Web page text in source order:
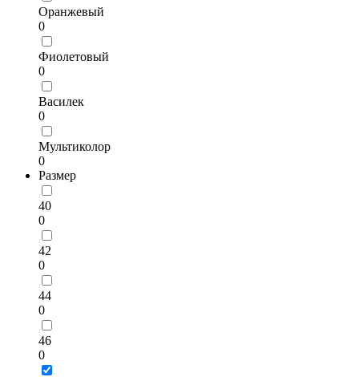
Оранжевый
0
Фиолетовый
0
Василек
0
Мультиколор
0
Размер
40
0
42
0
44
0
46
0